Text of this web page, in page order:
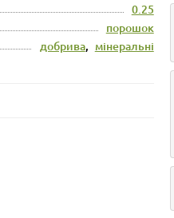
0.25
порошок
добрива, мінеральні